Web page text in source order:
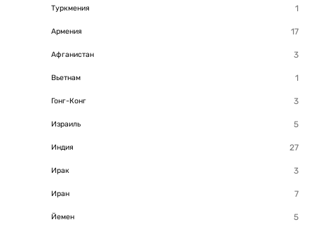
Туркмения
Армения
Афганистан
Вьетнам
Гонг-Конг
Израиль
Индия
Ирак
Иран
Йемен